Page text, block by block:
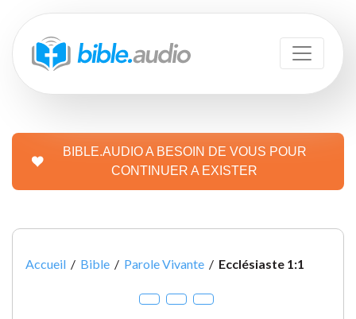
BIBLE.AUDIO A BESOIN DE VOUS POUR
CONTINUER A EXISTER
Accueil / Bible / Parole Vivante / Ecclésiaste 1:1